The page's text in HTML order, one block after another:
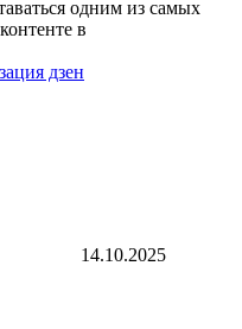
одним из самых
в
дзен
14.10.2025